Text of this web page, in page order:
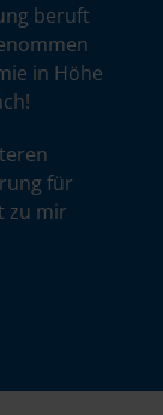
beruft
in Höhe
für
zu mir